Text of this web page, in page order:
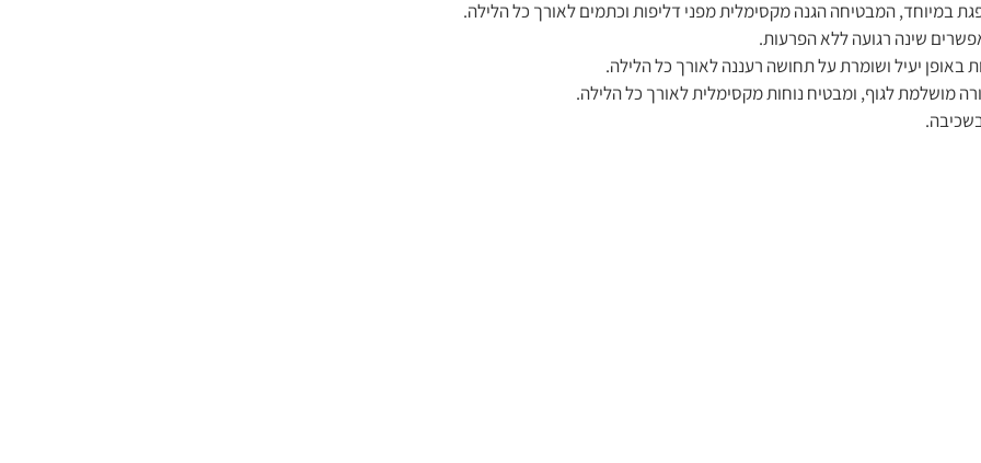
שינה רגועה ללא הפרעות.
מושלמת לגוף, ומבטיח נוחות מקסימלית לאורך כל הלילה.